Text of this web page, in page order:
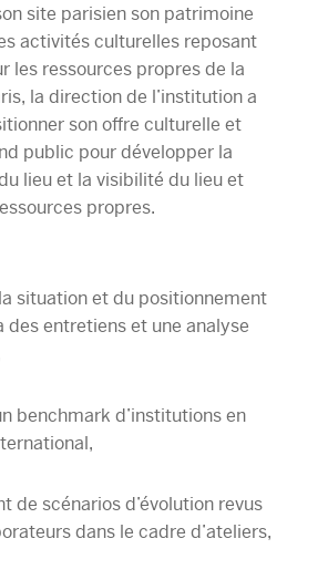
site parisien son patrimoine
activités culturelles reposant
les ressources propres de la
la direction de l’institution a
son offre culturelle et
public pour développer la
lieu et la visibilité du lieu et
propres.
situation et du positionnement
des entretiens et une analyse
benchmark d’institutions en
de scénarios d’évolution revus
dans le cadre d’ateliers,